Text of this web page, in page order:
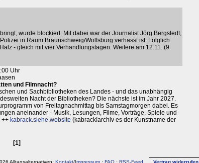
wurde blockiert. Mit dabei war der Journalist Jörg Bergstedt,
in Raum Braunschweig/Wolfsburg verhasst ist. Folglich
- gleich mit vier Verhandlungstagen. Weitere am 12.11. (9
Uhr
und Filmnacht?
und Sachbibliotheken des Landes - und das unabhängig
Nacht der Bibliotheken? Die nächste ist im Jahr 2027.
von Freitagnachmittag bis Samstagmorgen dabei. Es
aneinander - Musik, Lesungen, Filme, Vorträge, Spiele und
++ kabrack.siehe.website (kabrack!archiv es der Kunstname der
[1]
Alltagsalternativen· Kontakt/Impressum · FAQ · RSS-Feed Vertrag widerrufen